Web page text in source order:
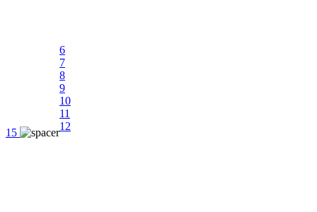
15
6
7
8
9
10
11
12